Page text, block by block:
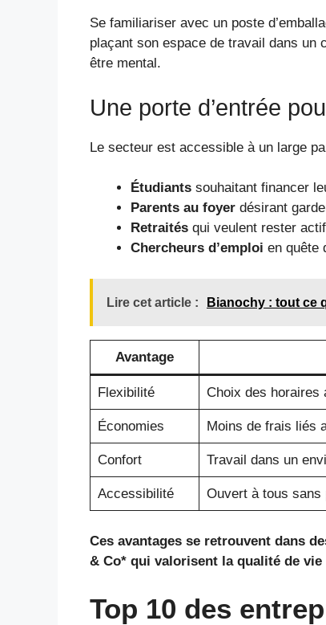
Se familiariser avec un poste
plaçant son espace de travail dans un
être mental.
Une porte d’entrée
Le secteur est accessible à un large
Étudiants souhaitant financer
Parents au foyer désirant
Retraités qui veulent rester
Chercheurs d’emploi en quête
Lire cet article : Bianochy : tout ce
Avantage
Flexibilité Choix des horaires
Économies Moins de frais liés
Confort Travail dans un
Accessibilité Ouvert à tous sans
Ces avantages se retrouvent dans
& Co* qui valorisent la qualité de
Top 10 des